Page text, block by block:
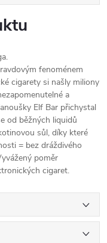
fenoménem
cigarety si našly miliony
a
Elf Bar přichystal
od běžných liquidů
sůl, díky které
= bez dráždivého
poměr
cigaret.